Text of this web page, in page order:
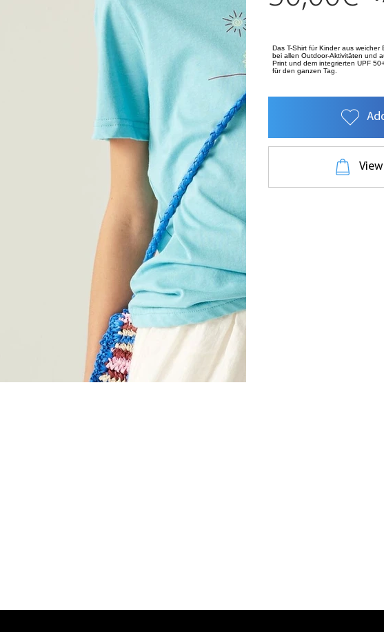
Das T-Shirt für Kinder aus
bei allen Outdoor-Aktivitäten und
Print und dem integrierten UPF
für den ganzen Tag.